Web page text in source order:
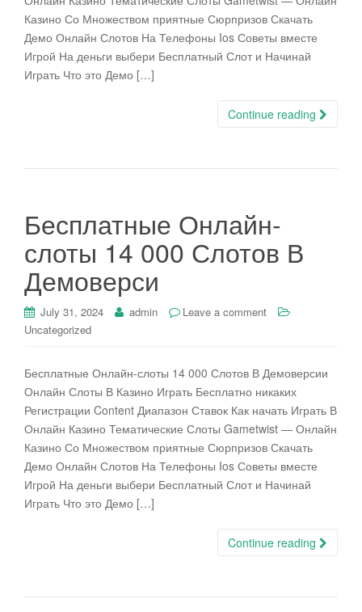
Казино Со Множеством приятные Сюрпризов Скачать
Демо Онлайн Слотов На Телефоны Ios Советы вместе
Игрой На деньги выбери Бесплатный Слот и Начинай
Играть Что это Демо […]
Continue reading
Бесплатные Онлайн-
слоты 14 000 Слотов В
Демоверси
July 31, 2024 admin
Leave a comment
Uncategorized
Бесплатные Онлайн-слоты 14 000 Слотов В Демоверсии
Онлайн Слоты В Казино Играть Бесплатно никаких
Регистрации Content Диапазон Ставок Как начать Играть В
Онлайн Казино Тематические Слоты Gametwist — Онлайн
Казино Со Множеством приятные Сюрпризов Скачать
Демо Онлайн Слотов На Телефоны Ios Советы вместе
Игрой На деньги выбери Бесплатный Слот и Начинай
Играть Что это Демо […]
Continue reading